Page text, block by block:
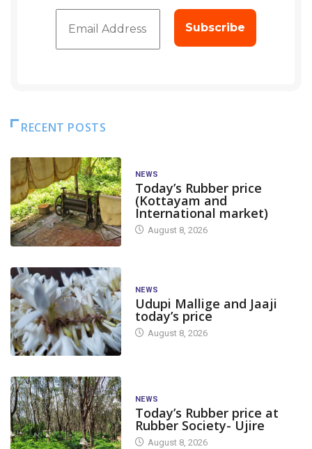
RECENT POSTS
NEWS
Today’s Rubber price
(Kottayam and
International market)
August 8, 2026
NEWS
Udupi Mallige and Jaaji
today’s price
August 8, 2026
NEWS
Today’s Rubber price at
Rubber Society- Ujire
August 8, 2026